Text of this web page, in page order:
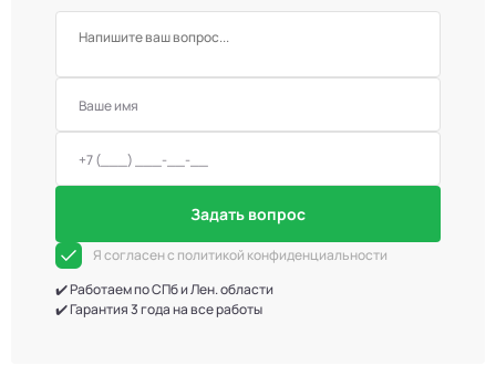
Задать вопрос
Я согласен с политикой конфиденциальности
✔️ Работаем по СПб и Лен. области
✔️ Гарантия 3 года на все работы